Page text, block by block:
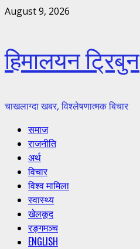
Skip
August 9, 2026
हिमालयन ट्रिबुन
चाखलाग्दा खबर, विश्लेषणात्मक बिचार
Primary
Menu
समाज
राजनीति
अर्थ
विचार
विश्व मामिला
स्वास्थ्य
खेलकूद
रङ्गमञ्च
ENGLISH